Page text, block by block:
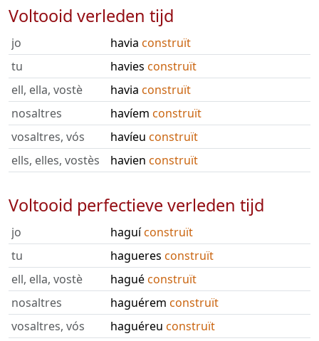
Voltooid verleden tijd
jo havia construït
tu
havies construït
ell, ella, vostè
havia construït
nosaltres
havíem construït
vosaltres, vós
havíeu construït
ells, elles, vostès
havien construït
Voltooid perfectieve verleden tijd
jo haguíconstruït
tu
hagueres construït
ell, ella, vostè
haguéconstruït
nosaltres
haguérem construït
vosaltres, vós
haguéreu construït